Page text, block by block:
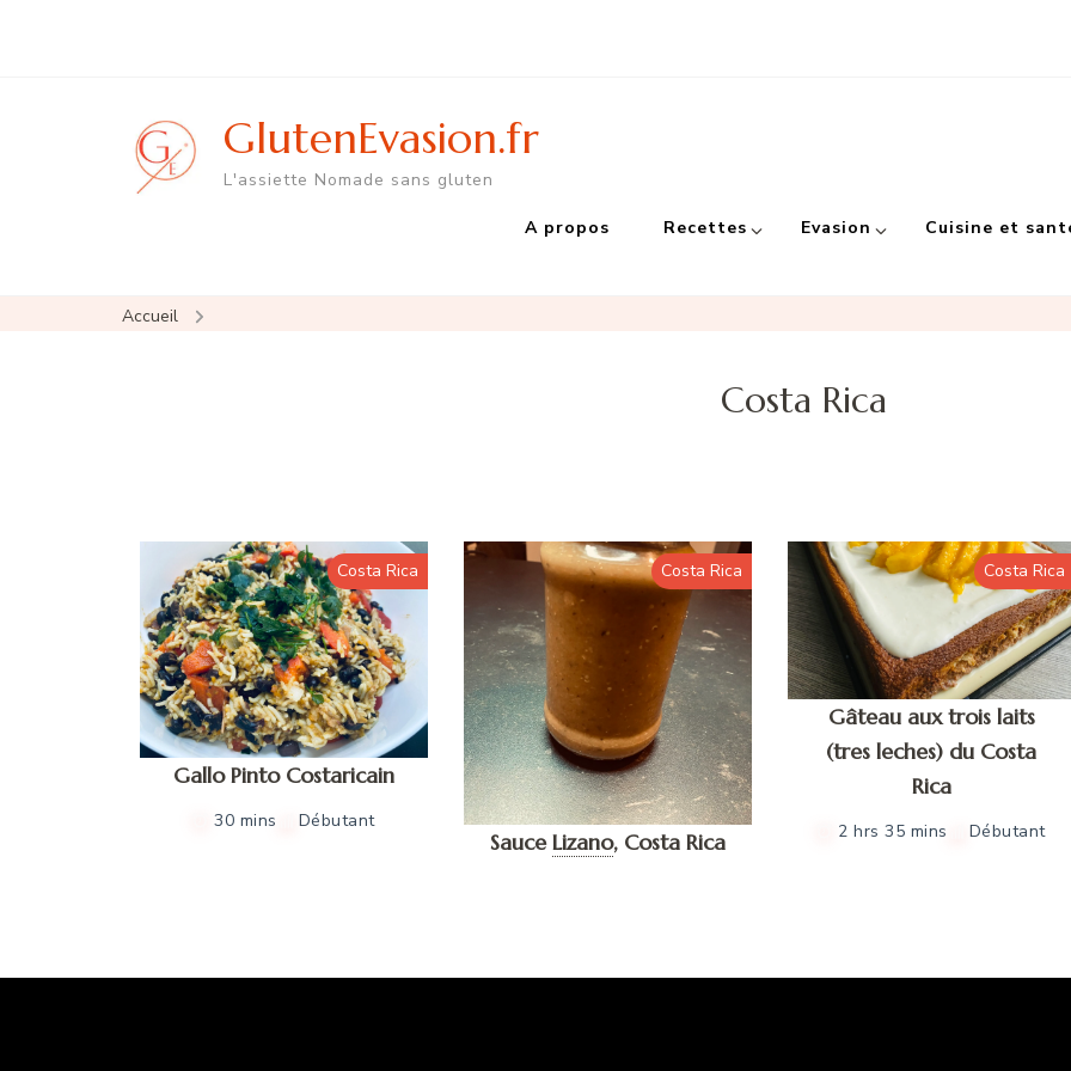
GlutenEvasion.fr
L'assiette Nomade sans gluten
A propos Recettes Evasion Cuisine et
Accueil
Costa Rica
Costa Rica
Gallo Pinto Costaricain
30 mins Débutant
Costa Rica
Sauce Lizano,Costa Rica
Costa Rica
Gâteau aux trois laits
(tres leches) du Costa
Rica
2 hrs 35 mins Débutant